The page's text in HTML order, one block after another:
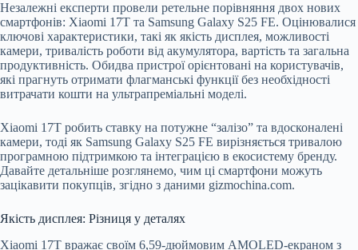
Незалежні експерти провели ретельне порівняння двох нових
смартфонів: Xiaomi 17T та Samsung Galaxy S25 FE. Оцінювалися
ключові характеристики, такі як якість дисплея, можливості
камери, тривалість роботи від акумулятора, вартість та загальна
продуктивність. Обидва пристрої орієнтовані на користувачів,
які прагнуть отримати флагманські функції без необхідності
витрачати кошти на ультрапреміальні моделі.
Xiaomi 17T робить ставку на потужне “залізо” та вдосконалені
камери, тоді як Samsung Galaxy S25 FE вирізняється тривалою
програмною підтримкою та інтеграцією в екосистему бренду.
Давайте детальніше розглянемо, чим ці смартфони можуть
зацікавити покупців, згідно з даними gizmochina.com.
Якість дисплея: Різниця у деталях
Xiaomi 17T вражає своїм 6,59-дюймовим AMOLED-екраном з